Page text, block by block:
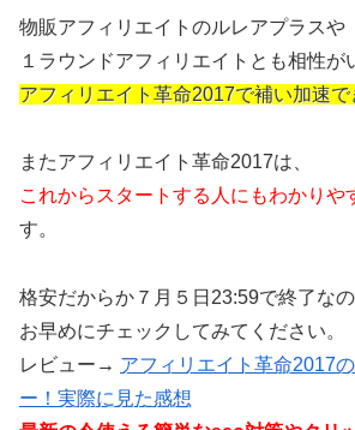
物販アフィリエイトのルレアプラスや
１ラウンドアフィリエイトとも相性が
アフィリエイト革命2017で補い加速で
またアフィリエイト革命2017は、
これからスタートする人にもわかりや
す。
格安だからか７月５日23:59で終了な
お早めにチェックしてみてください。
レビュー→ アフィリエイト革命2017
ー！実際に見た感想